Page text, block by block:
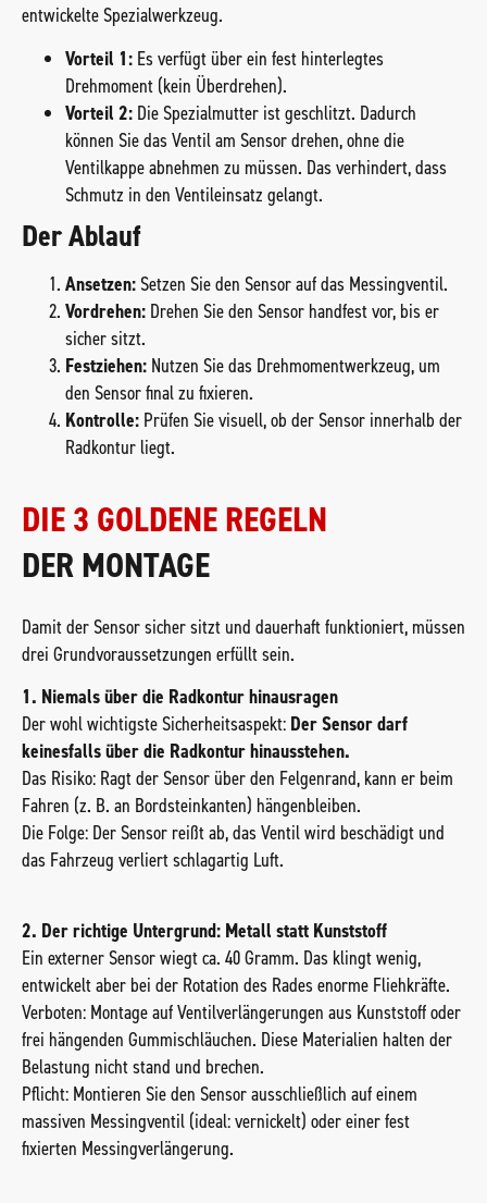
entwickelte Spezialwerkzeug.
Vorteil 1: Es verfügt über ein fest hinterlegtes
Drehmoment (kein Überdrehen).
Vorteil 2: Die Spezialmutter ist geschlitzt. Dadurch
können Sie das Ventil am Sensor drehen, ohne die
Ventilkappe abnehmen zu müssen. Das verhindert, dass
Schmutz in den Ventileinsatz gelangt.
Der Ablauf
Ansetzen:Setzen Sie den Sensor auf das Messingventil.
Vordrehen: Drehen Sie den Sensor handfest vor, bis er
sicher sitzt.
Festziehen: Nutzen Sie das Drehmomentwerkzeug, um
den Sensor final zu fixieren.
Kontrolle: Prüfen Sie visuell, ob der Sensor innerhalb der
Radkontur liegt.
DIE 3 GOLDENE REGELN
DER MONTAGE
Damit der Sensor sicher sitzt und dauerhaft funktioniert, müssen
drei Grundvoraussetzungen erfüllt sein.
1. Niemals über die Radkontur hinausragen
Der wohl wichtigste Sicherheitsaspekt: Der Sensor darf
keinesfalls über die Radkontur hinausstehen.
Das Risiko: Ragt der Sensor über den Felgenrand, kann er beim
Fahren (z. B. an Bordsteinkanten) hängenbleiben.
Die Folge: Der Sensor reißt ab, das Ventil wird beschädigt und
das Fahrzeug verliert schlagartig Luft.
2. Der richtige Untergrund: Metall statt Kunststoff
Ein externer Sensor wiegt ca. 40 Gramm. Das klingt wenig,
entwickelt aber bei der Rotation des Rades enorme Fliehkräfte.
Verboten: Montage auf Ventilverlängerungen aus Kunststoff oder
frei hängenden Gummischläuchen. Diese Materialien halten der
Belastung nicht stand und brechen.
Pflicht: Montieren Sie den Sensor ausschließlich auf einem
massiven Messingventil (ideal: vernickelt) oder einer fest
fixierten Messingverlängerung.